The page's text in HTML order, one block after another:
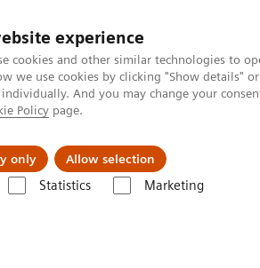
experience
cookies and other similar technologies to
we use cookies by clicking "Show details"
And you may change your
Policy page.
only Allow selection
Statistics Marketing
Support & Documentation